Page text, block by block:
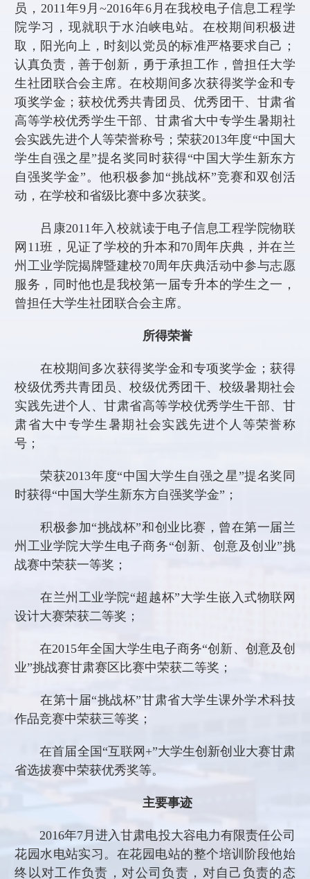
员， 2011 年9月 ~2016年6月在我校电子信息工程学
院学习，现就职于水泊峡电站。在校期间积极进
取，阳光向上，时刻以党员的标准严格要求自己；
认真负责，善于创新，勇于承担工作，曾担任大学
生社团联合会主席。在校期间多次获得奖学金和专
项奖学金；获校优秀共青团员、优秀团干、甘肃省
高等学校优秀学生干部、甘肃省大中专学生暑期社
会实践先进个人等荣誉称号；荣获2013年度“中国大
学生自强之星”提名奖同时获得“中国大学生新东方
自强奖学金”。他积极参加“挑战杯”竞赛和双创活
动，在学校和省级比赛中多次获奖。
吕康2011 年入校就读于电子信息工程学院物联
网 11班，见证了学校的升本和70周年庆典，并在兰
州工业学院揭牌暨建校70周年庆典活动中参与志愿
服务，同时他也是我校第一届专升本的学生之一，
曾担任大学生社团联合会主席。
所得荣誉
在校期间多次获得奖学金和专项奖学金；获得
校级优秀共青团员、校级优秀团干、校级暑期社会
实践先进个人、甘肃省高等学校优秀学生干部、甘
肃省大中专学生暑期社会实践先进个人等荣誉称
号；
荣获2013年度“中国大学生自强之星”提名奖同
时获得“中国大学生新东方自强奖学金”；
积极参加“挑战杯”和创业比赛，曾在第一届兰
州工业学院大学生电子商务“创新、创意及创业”挑
战赛中荣获一等奖；
在兰州工业学院“超越杯”大学生嵌入式物联网
设计大赛荣获二等奖；
在2015年全国大学生电子商务“创新、创意及创
业”挑战赛甘肃赛区比赛中荣获二等奖；
在第十届“挑战杯”甘肃省大学生课外学术科技
作品竞赛中荣获三等奖；
在首届全国“互联网 +”大学生创新创业大赛甘肃
省选拔赛中荣获优秀奖等。
主要事迹
2016年7 月进入甘肃电投大容电力有限责任公司
花园水电站实习。在花园电站的整个培训阶段他始
终以对工作负责，对公司负责，对自己负责的态